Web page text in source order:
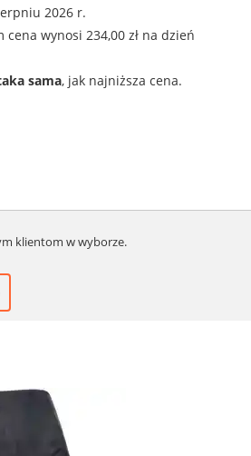
2026 r.
wynosi 234,00 zł na dzień
sama, jak najniższa cena.
klientom w wyborze.